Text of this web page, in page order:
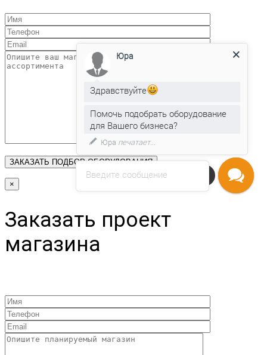
×
Заказать проект
магазина
Напишите нам
Введите сообщение
Юра
Здравствуйте
Помочь подобрать оборудование
для Вашего бизнеса?
Юра печатает...